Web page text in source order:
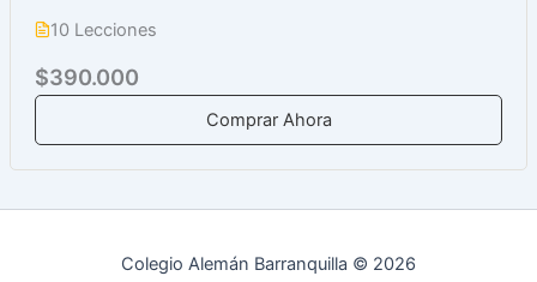
10 Lecciones
$390.000
Comprar Ahora
Colegio Alemán Barranquilla © 2026